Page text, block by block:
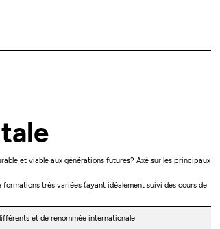
et viable aux générations futures? Axé sur les principaux
formations très variées (ayant idéalement suivi des cours de
et de renommée internationale